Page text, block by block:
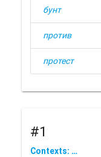
бунт
против
протест
#1
Contexts: …